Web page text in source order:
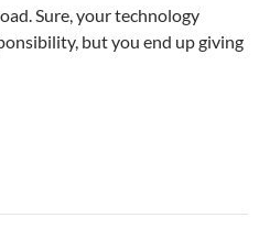
Sure, your technology
but you end up giving